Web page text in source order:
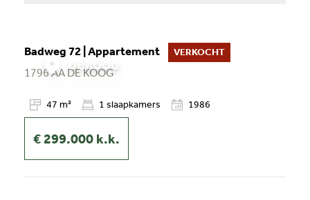
DE KOOG
Badweg 72 | Appartement VERKOCHT
1796 AA DE KOOG
47 m² 1 slaapkamers 1986
€ 299.000 k.k.